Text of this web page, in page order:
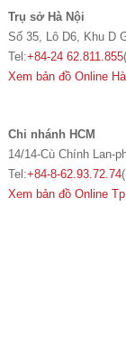
Trụ sở Hà Nội
Số 35, Lô D6, Khu D
Tel:+84-24 62.811.855
Xem bản đồ Online
Chi nhánh HCM
14/14-Cù Chính Lan-
Tel:+84-8-62.93.72.74
Xem bản đồ Online